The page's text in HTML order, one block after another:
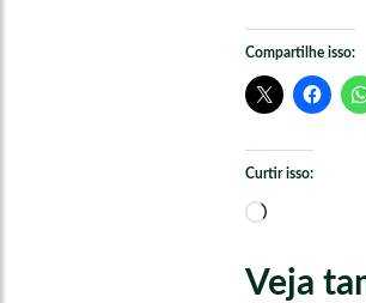
Compartilhe isso:
Curtir isso:
Veja